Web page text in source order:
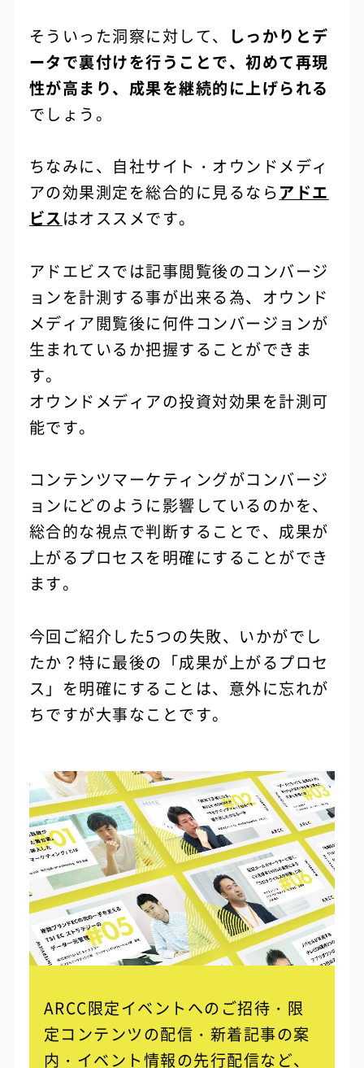
そういった洞察に対して、
しっかりとデ
ータで裏付けを行うことで、初めて再現
性が高まり、成果を継続的に上げられる
でしょう。
ちなみに、自社サイト・オウンドメディ
アの効果測定を総合的に見るならアドエ
ビスはオススメです。
アドエビスでは記事閲覧後のコンバージ
ョンを計測する事が出来る為、オウンド
メディア閲覧後に何件コンバージョンが
生まれているか把握することができま
す。
オウンドメディアの投資対効果を計測可
能です。
コンテンツマーケティングがコンバージ
ョンにどのように影響しているのかを、
総合的な視点で判断することで、成果が
上がるプロセスを明確にすることができ
ます。
今回ご紹介した5つの失敗、いかがでし
たか？特に最後の「成果が上がるプロセ
ス」を明確にすることは、意外に忘れが
ちですが大事なことです。
ARCC限定イベントへのご招待・限
定コンテンツの配信・ 新着記事の案
内・イベント情報の先行配信など、